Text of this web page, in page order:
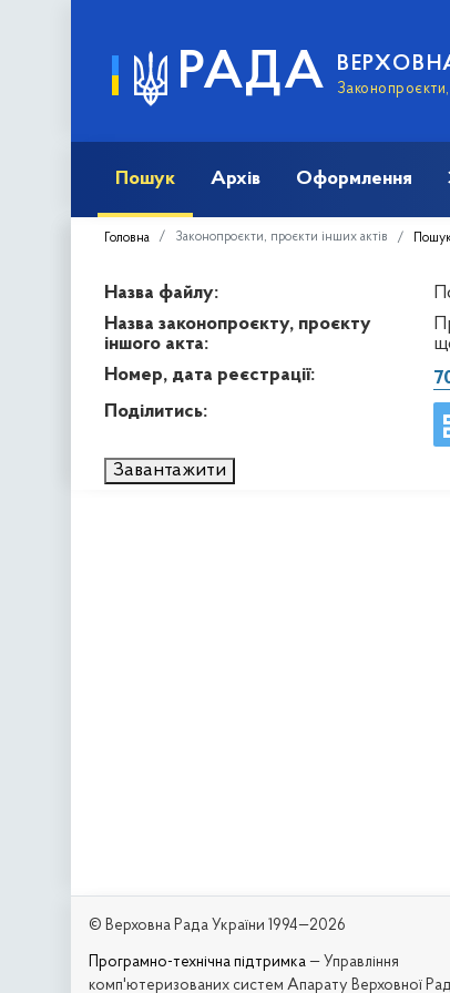
РАДА Законопроєкти,
Пошук Архів Оформлення
Головна Законопроєкти, проєкти інших актів
Назва файлу:
Назва законопроєкту, проєкту
іншого акта:
Номер, дата реєстрації:
Поділитись:
Завантажити
© Верховна Рада України 1994—2026
Програмно-технічна підтримка — Управління
комп'ютеризованих систем Апарату Верховної